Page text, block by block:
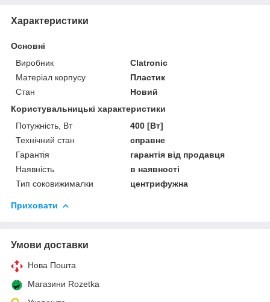
Характеристики
Основні
Виробник
Clatronic
Матеріал корпусу
Пластик
Стан
Новий
Користувальницькі характеристики
Потужність, Вт
400 [Вт]
Технічний стан
справне
Гарантія
гарантія від продавця
Наявність
в наявності
Тип соковижималки
центрифужна
Приховати
Умови доставки
Нова Пошта
Магазини Rozetka